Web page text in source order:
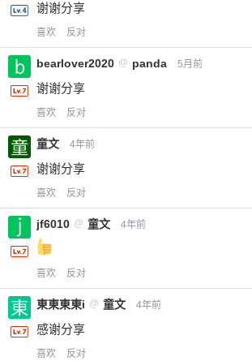
谢谢分享
喜欢 反对
bearlover2020 @ panda 5月前
谢谢分享
喜欢 反对
童文 4年前
谢谢分享
喜欢 反对
jf6010 @ 童文 4年前
喜欢 反对
東東東東i @ 童文 4年前
感谢分享
喜欢 反对